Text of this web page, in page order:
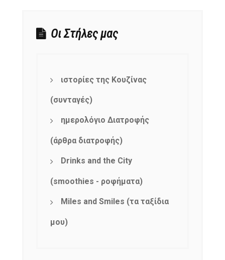
Οι Στήλες μας
ιστορίες της Κουζίνας
(συνταγές)
ημερολόγιο Διατροφής
(άρθρα διατροφής)
Drinks and the City
(smoothies - ροφήματα)
Miles and Smiles (τα ταξίδια
μου)